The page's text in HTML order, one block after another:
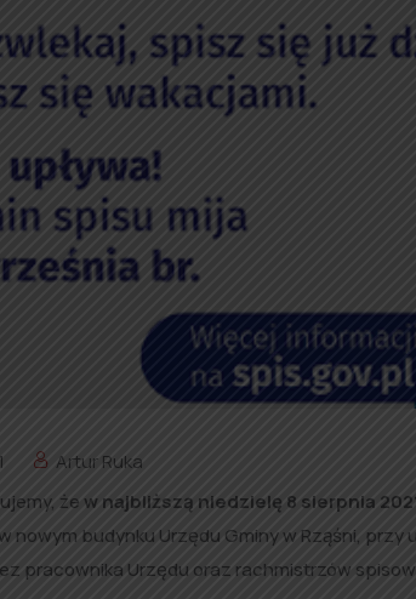
Artur Ruka
że w najbliższą niedzielę 8 sierpnia
nowym budynku Urzędu Gminy w Rząśni,
pracownika Urzędu oraz rachmistrzów